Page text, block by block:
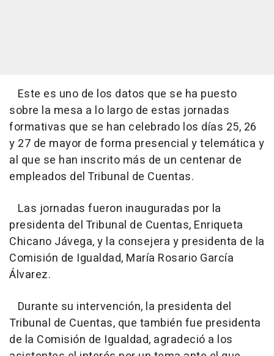
Este es uno de los datos que se ha puesto
sobre la mesa a lo largo de estas jornadas
formativas que se han celebrado los días 25, 26
y 27 de mayor de forma presencial y telemática y
al que se han inscrito más de un centenar de
empleados del Tribunal de Cuentas.
Las jornadas fueron inauguradas por la
presidenta del Tribunal de Cuentas, Enriqueta
Chicano Jávega, y la consejera y presidenta de la
Comisión de Igualdad, María Rosario García
Álvarez.
Durante su intervención, la presidenta del
Tribunal de Cuentas, que también fue presidenta
de la Comisión de Igualdad, agradeció a los